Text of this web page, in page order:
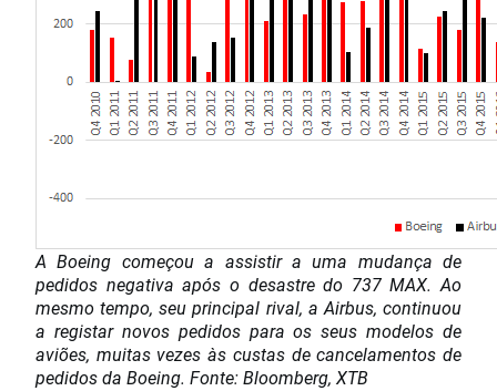
A Boeing começou a assistir a uma mudança de
pedidos negativa após o desastre do 737 MAX. Ao
mesmo tempo, seu principal rival, a Airbus, continuou
a registar novos pedidos para os seus modelos de
aviões, muitas vezes às custas de cancelamentos de
pedidos da Boeing. Fonte: Bloomberg, XTB